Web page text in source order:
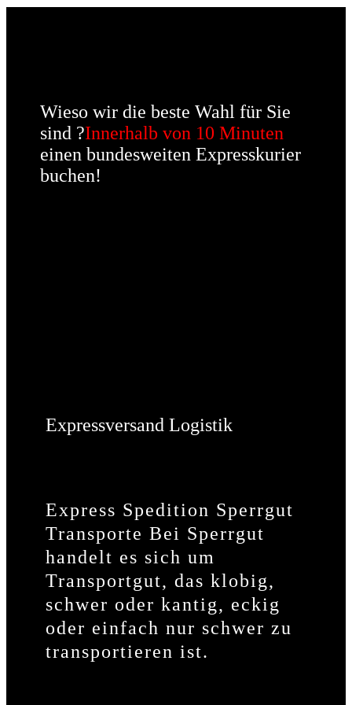
Wieso wir die beste Wahl für Sie
sind ?Innerhalb von 10 Minuten
einen bundesweiten Expresskurier
buchen!
Expressversand Logistik
Express Spedition Sperrgut
Transporte Bei Sperrgut
handelt es sich um
Transportgut, das klobig,
schwer oder kantig, eckig
oder einfach nur schwer zu
transportieren ist.